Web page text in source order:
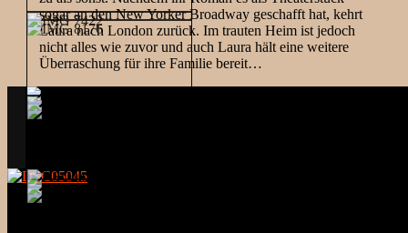
sogar an den New Yorker Broadway geschafft hat, kehrt
Laura nach London zurück. Im trauten Heim ist jedoch
nicht alles wie zuvor und auch Laura hält eine weitere
Überraschung für ihre Familie bereit…